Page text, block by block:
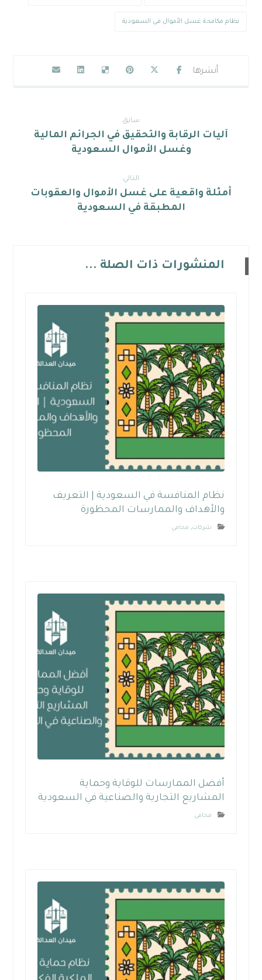
نظام مكافحة غسل الأموال في السعودية
سابق
آليات الرقابة والتحقيق في الجرائم المالية
وغسل الأموال السعودية
التالي
أمثلة واقعية على غسل الأموال والعقوبات
المطبقة في السعودية
المنشورات ذات الصلة ...
نظام المنافسة في السعودية | التعريف
والأهداف والممارسات المحظورة
شركات, محامي
أفضل الممارسات للوقاية وحماية
المشاريع التجارية والصناعية في السعودية
محامي